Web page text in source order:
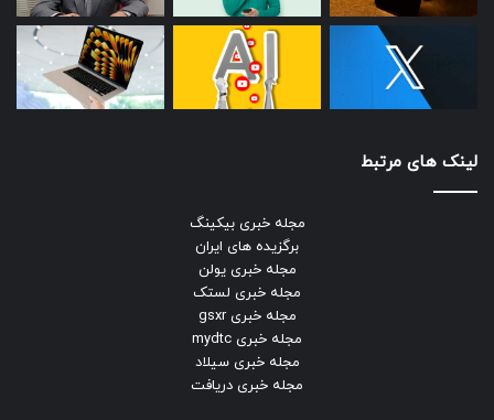
لینک های مرتبط
مجله خبری بیکینگ
برگزیده های ایران
مجله خبری یولن
مجله خبری لستک
مجله خبری gsxr
مجله خبری mydtc
مجله خبری سیلاد
مجله خبری دریافت